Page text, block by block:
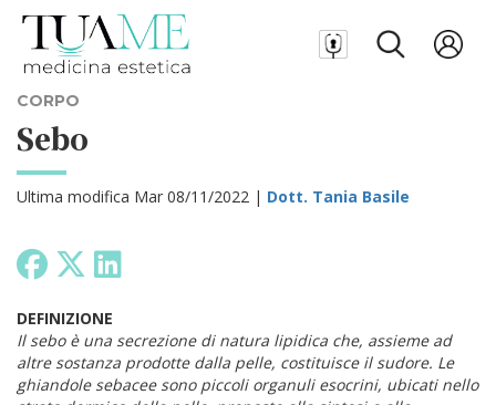
CORPO
Sebo
Ultima modifica Mar 08/11/2022 | Dott. Tania Basile
DEFINIZIONE
Il sebo è una secrezione di natura lipidica che, assieme ad
altre sostanza prodotte dalla pelle, costituisce il sudore. Le
ghiandole sebacee sono piccoli organuli esocrini, ubicati nello